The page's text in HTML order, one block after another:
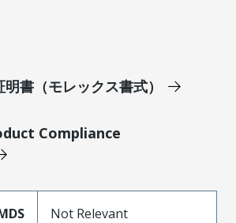
書（モレックス書式）
Compliance
Not Relevant